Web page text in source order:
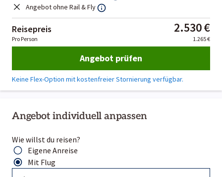
Angebot individuell anpassen
Wie willst du reisen?
Eigene Anreise
Mit Flug
Angebot ohne Rail & Fly
Reisepreis 2.530 €
Pro Person 1.265 €
Angebot prüfen
Keine Flex-Option mit kostenfreier Stornierung verfügbar.